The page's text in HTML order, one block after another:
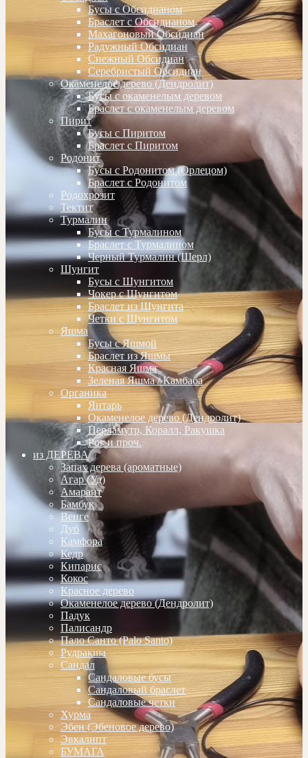
Бусы с Обсидианом
Браслет с Обсидианом
Махагоновый Обсидиан
Радужный Обсидиан
Снежный Обсидиан
Серебристый Обсидиан
Окаменелое дерево (Дендролит)
Бусы с окаменелым деревом
Браслет с окаменелым деревом
Пирит
Бусы с Пиритом
Браслет с Пиритом
Родонит
Бусы с Родонитом (Орлецом)
Браслет с Родонитом
Родохрозит
Тектит
Турмалин
Бусы с Турмалином
Браслет с Турмалином
Черный Турмалин (Шерл)
Шунгит
Бусы с Шунгитом
Чокер с Шунгитом
Браслет из Шунгита
Четки с Шунгитом
Яшма
Бусы с Яшмой
Браслет из Яшмы
Красная Яшма
Зеленая Яшма / Камбаба
Органика
Янтарь
Окаменелое дерево (Дендролит)
Перламутр, Коралл, Ракушка
Рог и проч.
из ДЕРЕВА
Запах дерева (ароматные)
Агар (Уд)
Амарант
Бамбук
Венге
Дуб
Камфора
Кедр
Кипарис
Кокос
Красное дерево
Окаменелое дерево (Дендролит)
Падук
Палисандр
Пало Санто (Palo Santo)
Рудракша
Сандал
Сандаловые бусы
Сандаловый браслет
Сандаловые четки
Хурма
Эбен (Эбеновое дерево)
Эвкалипт
БУМАГА